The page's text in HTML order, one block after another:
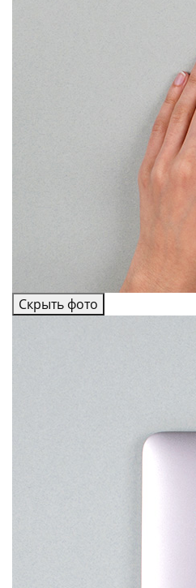
Скрыть фото